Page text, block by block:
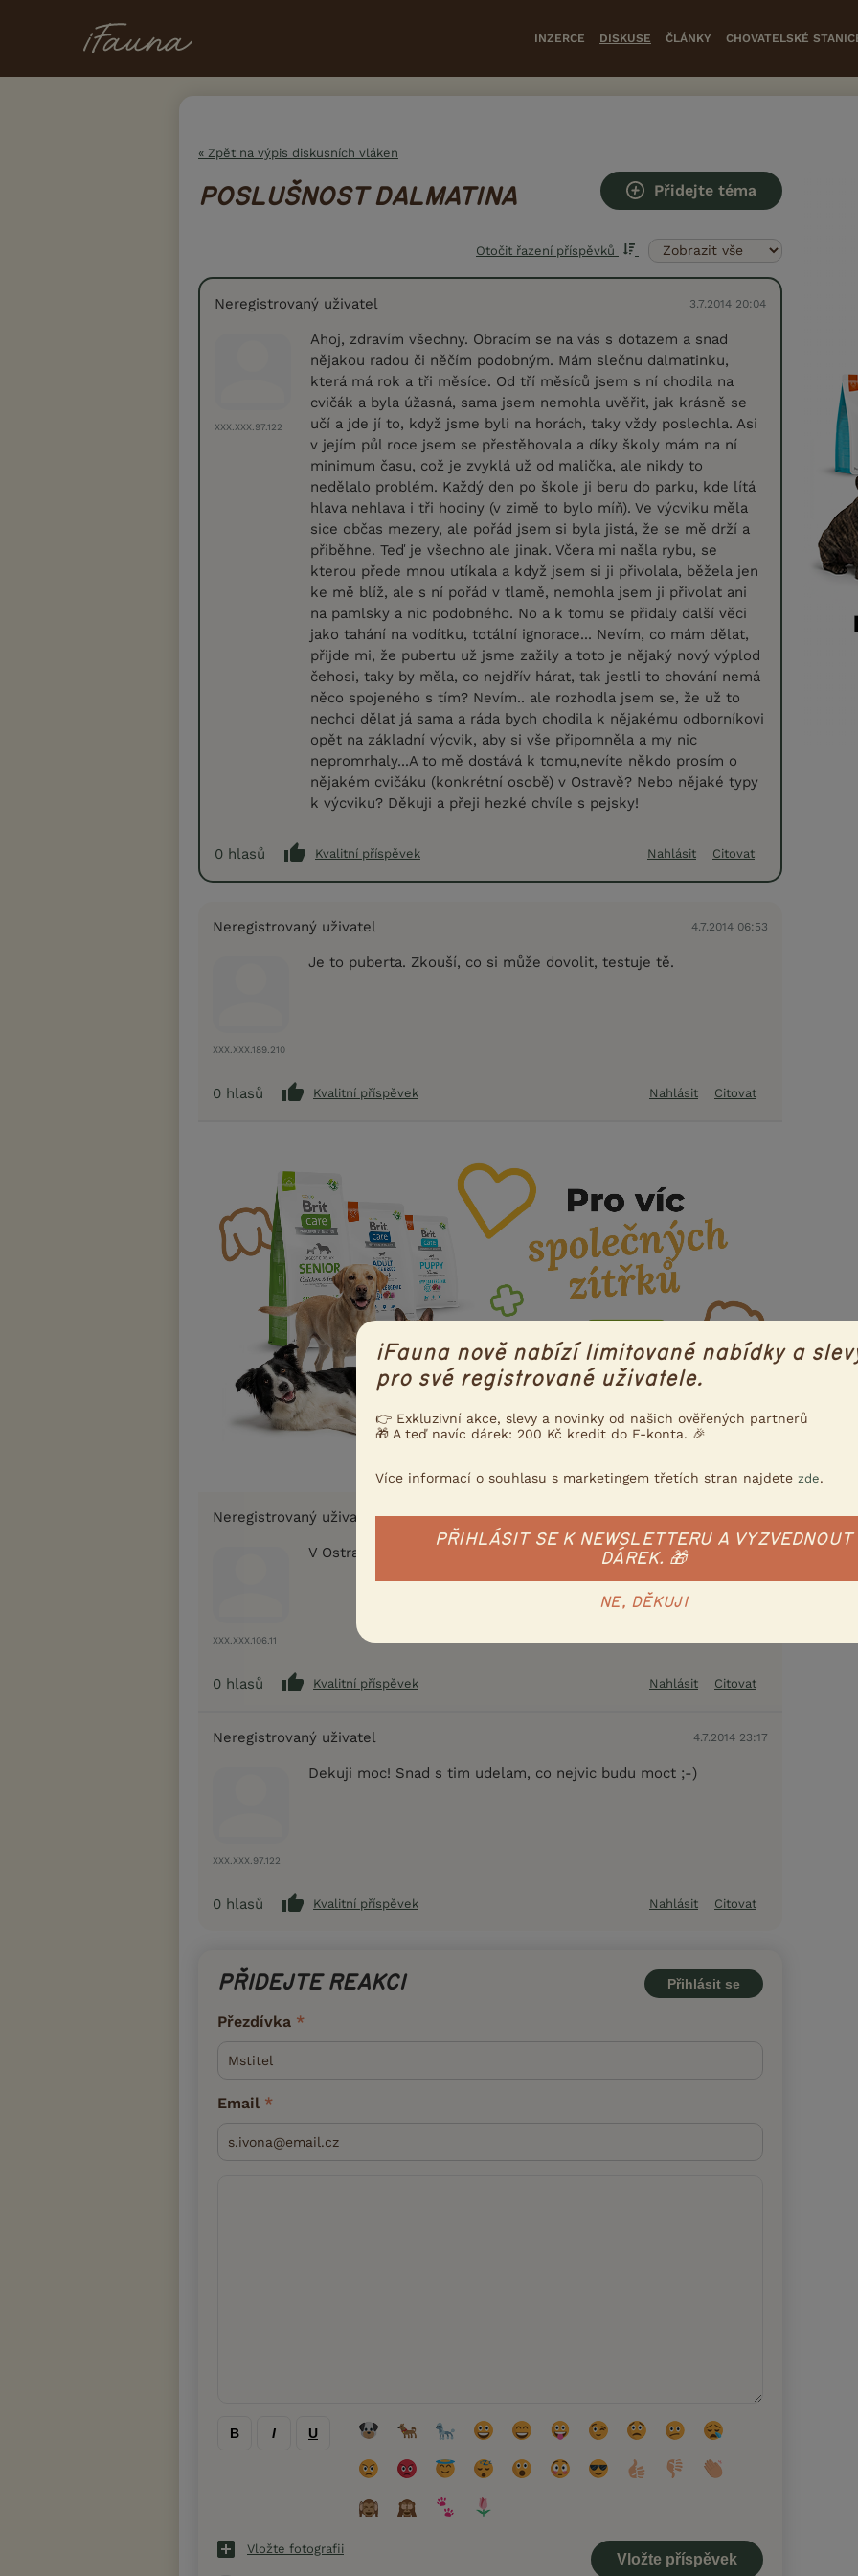
INZERCE DISKUSE ČLÁNKY CHOVATELSKÉ
« Zpět na výpis diskusních vláken
POSLUŠNOST DALMATINA Přidejte téma
Otočit řazení příspěvků
Neregistrovaný uživatel 3.7.2014 20:04
XXX.XXX.97.122
Ahoj, zdravím všechny. Obracím se na vás s dotazem a snad
nějakou radou či něčím podobným. Mám slečnu dalmatinku,
která má rok a tři měsíce. Od tří měsíců jsem s ní chodila na
cvičák a byla úžasná, sama jsem nemohla uvěřit, jak krásně se
učí a jde jí to, když jsme byli na horách, taky vždy poslechla. Asi
v jejím půl roce jsem se přestěhovala a díky školy mám na ní
minimum času, což je zvyklá už od malička, ale nikdy to
nedělalo problém. Každý den po škole ji beru do parku, kde lítá
hlava nehlava i tři hodiny (v zimě to bylo míň). Ve výcviku měla
sice občas mezery, ale pořád jsem si byla jistá, že se mě drží a
přiběhne. Teď je všechno ale jinak. Včera mi našla rybu, se
kterou přede mnou utíkala a když jsem si ji přivolala, běžela jen
ke mě blíž, ale s ní pořád v tlamě, nemohla jsem ji přivolat ani
na pamlsky a nic podobného. No a k tomu se přidaly další věci
jako tahání na vodítku, totální ignorace... Nevím, co mám dělat,
přijde mi, že pubertu už jsme zažily a toto je nějaký nový výplod
čehosi, taky by měla, co nejdřív hárat, tak jestli to chování nemá
něco spojeného s tím? Nevím.. ale rozhodla jsem se, že už to
nechci dělat já sama a ráda bych chodila k nějakému odborníkovi
opět na základní výcvik, aby si vše připomněla a my nic
nepromrhaly...A to mě dostává k tomu,nevíte někdo prosím o
nějakém cvičáku (konkrétní osobě) v Ostravě? Nebo nějaké typy
k výcviku? Děkuji a přeji hezké chvíle s pejsky!
0 hlasů Kvalitní příspěvek Nahlásit Citovat
Neregistrovaný uživatel 4.7.2014 06:53
XXX.XXX.189.210
Je to puberta. Zkouší, co si může dovolit, testuje tě.
0 hlasů Kvalitní příspěvek Nahlásit Citovat
Neregistrovaný uživatel 4.7.2014 09:13
XXX.XXX.106.11
V Ostravě rozhodně doporučuji http://www.koira.cz/psi-skola.php
0 hlasů Kvalitní příspěvek Nahlásit Citovat
Neregistrovaný uživatel 4.7.2014 23:17
XXX.XXX.97.122
Dekuji moc! Snad s tim udelam, co nejvic budu moct ;-)
0 hlasů Kvalitní příspěvek Nahlásit Citovat
PŘIDEJTE REAKCI Přihlásit se
Přezdívka
Email
B I U
Vložte fotografii
iFauna nově nabízí limitované nabídky a
pro své registrované uživatele.
👉 Exkluzivní akce, slevy a novinky od našich ověřených partnerů
🎁 A teď navíc dárek: 200 Kč kredit do F-konta. 🎉
Více informací o souhlasu s marketingem třetích stran najdete zde.
PŘIHLÁSIT SE K NEWSLETTERU A VYZVEDNOUT
DÁREK. 🎁
NE, DĚKUJI